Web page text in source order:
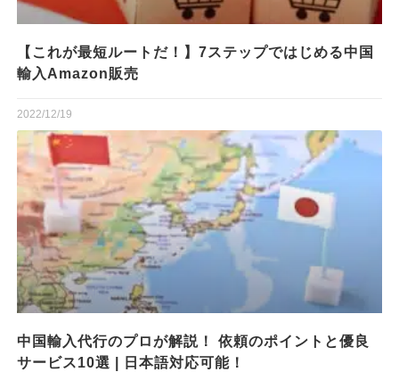
【これが最短ルートだ！】7ステップではじめる中国
輸入Amazon販売
2022/12/19
中国輸入代行のプロが解説！ 依頼のポイントと優良
サービス10選 | 日本語対応可能！